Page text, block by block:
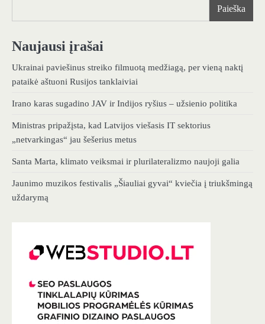
Paieška
Naujausi įrašai
Ukrainai paviešinus streiko filmuotą medžiagą, per vieną naktį
pataikė aštuoni Rusijos tanklaiviai
Irano karas sugadino JAV ir Indijos ryšius – užsienio politika
Ministras pripažįsta, kad Latvijos viešasis IT sektorius
„netvarkingas“ jau šešerius metus
Santa Marta, klimato veiksmai ir plurilateralizmo naujoji galia
Jaunimo muzikos festivalis „Šiauliai gyvai“ kviečia į triukšmingą
uždarymą